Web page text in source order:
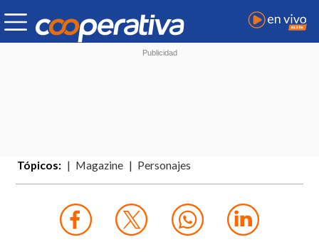
Tópicos: Magazine Personajes